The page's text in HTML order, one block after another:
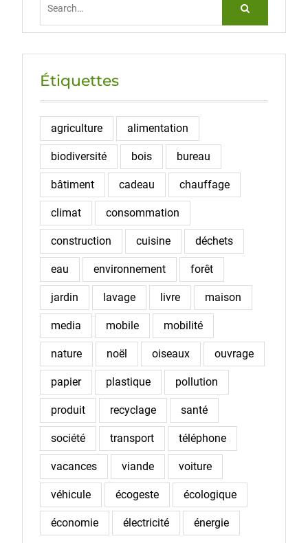
Étiquettes
agriculture alimentation
biodiversité bois bureau
bâtiment cadeau chauffage
climat consommation
construction cuisine déchets
eau environnement forêt
jardin lavage livre maison
media mobile mobilité
nature noël oiseaux ouvrage
papier plastique pollution
produit recyclage santé
société transport téléphone
vacances viande voiture
véhicule écogeste écologique
économie électricité énergie